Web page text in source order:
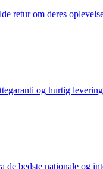
retur om deres
og hurtig
bedste nationale og